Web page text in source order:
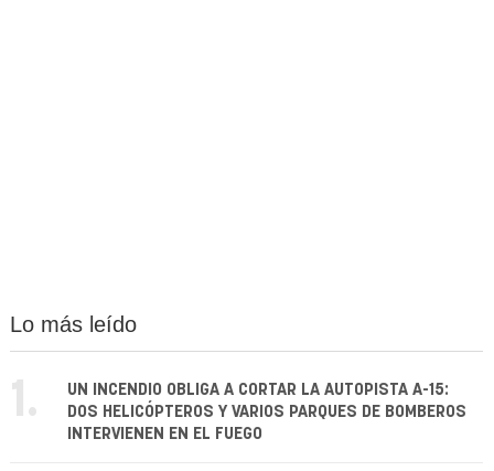
Lo más leído
1.
UN INCENDIO OBLIGA A CORTAR LA AUTOPISTA A-15:
DOS HELICÓPTEROS Y VARIOS PARQUES DE BOMBEROS
INTERVIENEN EN EL FUEGO